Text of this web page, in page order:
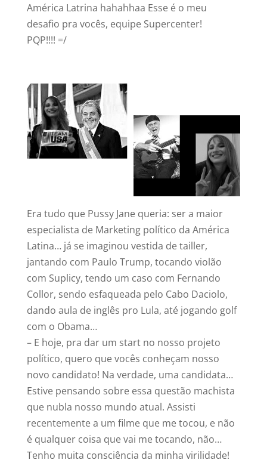
América Latrina hahahhaa Esse é o meu
desafio pra vocês, equipe Supercenter!
PQP!!!! =/
Era tudo que Pussy Jane queria: ser a maior
especialista de Marketing político da América
Latina… já se imaginou vestida de tailler,
jantando com Paulo Trump, tocando violão
com Suplicy, tendo um caso com Fernando
Collor, sendo esfaqueada pelo Cabo Daciolo,
dando aula de inglês pro Lula, até jogando golf
com o Obama…
– E hoje, pra dar um start no nosso projeto
político, quero que vocês conheçam nosso
novo candidato! Na verdade, uma candidata…
Estive pensando sobre essa questão machista
que nubla nosso mundo atual. Assisti
recentemente a um filme que me tocou, e não
é qualquer coisa que vai me tocando, não…
Tenho muita consciência da minha virilidade!